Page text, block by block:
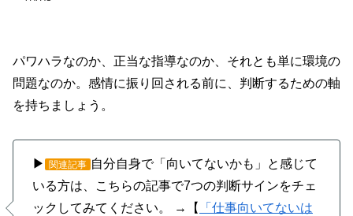
パワハラなのか、正当な指導なのか、それとも単に環境の
問題なのか。感情に振り回される前に、判断するための軸
を持ちましょう。
▶ 関連記事 自分自身で「向いてないかも」と感じて
いる方は、こちらの記事で7つの判断サインをチェ
ックしてみてください。 →【
「仕事向いてないは